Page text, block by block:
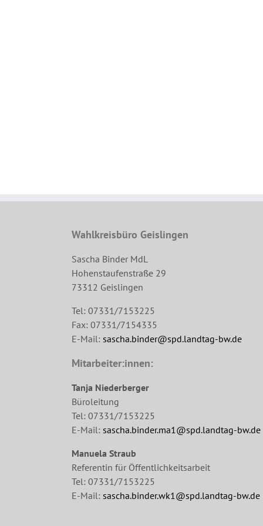
Wahlkreisbüro Geislingen
Sascha Binder MdL
Hohenstaufenstraße 29
73312 Geislingen
Tel: 07331/7153225
Fax: 07331/7154335
E-Mail: sascha.binder@spd.landtag-bw.de
Mitarbeiter:innen:
Tanja Niederberger
Büroleitung
Tel: 07331/7153225
E-Mail: sascha.binder.ma1@spd.landtag-bw.de
Manuela Straub
Referentin für Öffentlichkeitsarbeit
Tel: 07331/7153225
E-Mail: sascha.binder.wk1@spd.landtag-bw.de